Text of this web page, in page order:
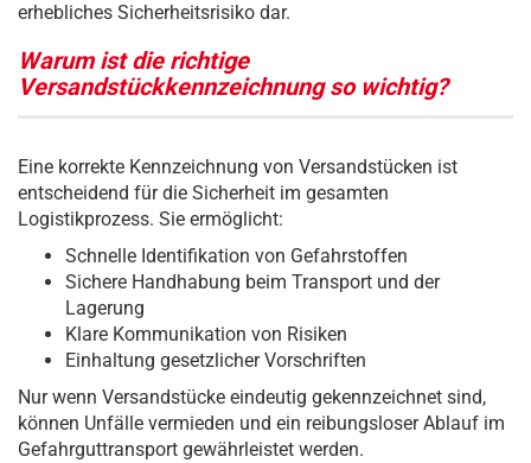
erhebliches Sicherheitsrisiko dar.
Warum ist die richtige
Versandstückkennzeichnung so wichtig?
Eine korrekte Kennzeichnung von Versandstücken ist
entscheidend für die Sicherheit im gesamten
Logistikprozess. Sie ermöglicht:
Schnelle Identifikation von Gefahrstoffen
Sichere Handhabung beim Transport und der
Lagerung
Klare Kommunikation von Risiken
Einhaltung gesetzlicher Vorschriften
Nur wenn Versandstücke eindeutig gekennzeichnet sind,
können Unfälle vermieden und ein reibungsloser Ablauf im
Gefahrguttransport gewährleistet werden.